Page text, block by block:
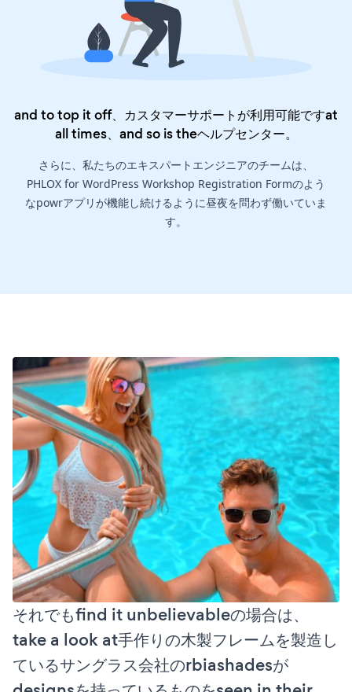
and to top it off、カスタマーサポートが利用可能ですat
all times、and so is theヘルプセンター。
さらに、私たちのエキスパートエンジニアのチームは、
PHLOX for WordPress Workshop Registration Formのよう
なpowrアプリが機能し続けるように昼夜を問わず働いていま
す。
それでもfind it unbelievableの場合は、
take a look at手作りの木製フレームを製造し
ているサングラス会社のrbiashadesが